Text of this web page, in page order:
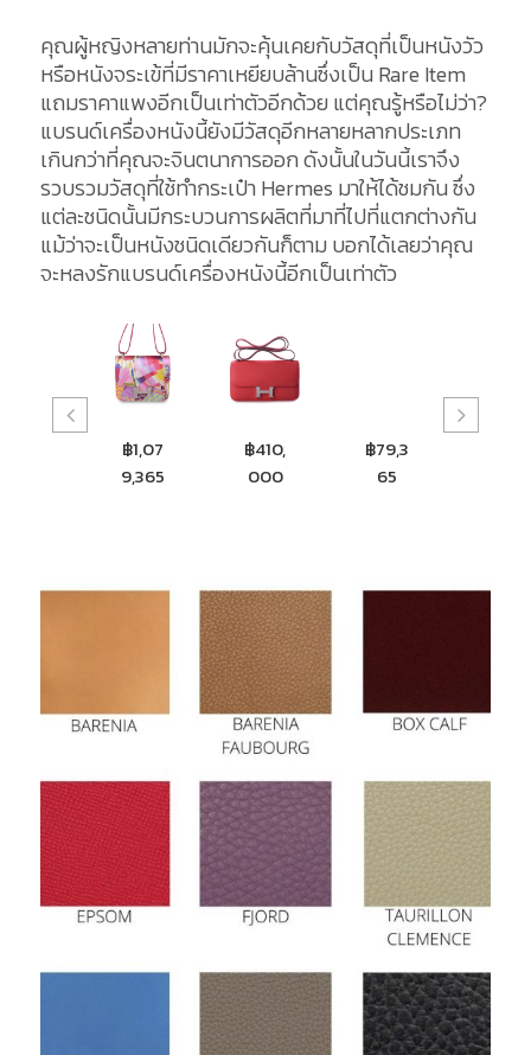
คุณผู้หญิงหลายท่านมักจะคุ้นเคยกับวัสดุที่เป็นหนังวัว
หรือหนังจระเข้ที่มีราคาเหยียบล้านซึ่งเป็น Rare Item
แถมราคาแพงอีกเป็นเท่าตัวอีกด้วย แต่คุณรู้หรือไม่ว่า?
แบรนด์เครื่องหนังนี้ยังมีวัสดุอีกหลายหลากประเภท
เกินกว่าที่คุณจะจินตนาการออก ดังนั้นในวันนี้เราจึง
รวบรวมวัสดุที่ใช้ทำกระเป๋า Hermes มาให้ได้ชมกัน ซึ่ง
แต่ละชนิดนั้นมีกระบวนการผลิตที่มาที่ไปที่แตกต่างกัน
แม้ว่าจะเป็นหนังชนิดเดียวกันก็ตาม บอกได้เลยว่าคุณ
จะหลงรักแบรนด์เครื่องหนังนี้อีกเป็นเท่าตัว
฿1,07
9,365
฿410,
000
฿79,3
65